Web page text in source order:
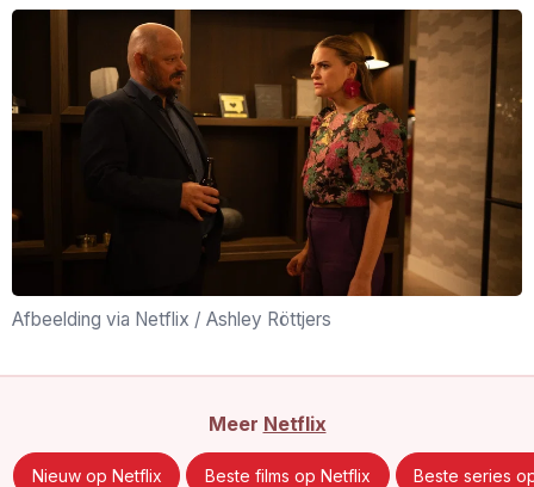
Afbeelding via Netflix / Ashley Röttjers
Meer Netflix
Nieuw op Netflix Beste films op Netflix Beste series